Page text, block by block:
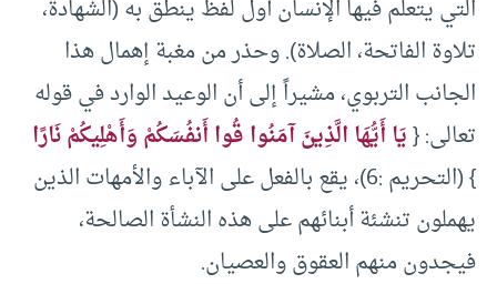
التي يتعلم فيها الإنسان أول لفظ ينطق به (الشهادة،
تلاوة الفاتحة، الصلاة). وحذر من مغبة إهمال هذا
الجانب التربوي، مشيراً إلى أن الوعيد الوارد في قوله
تعالى: {يَا أَيُّهَا الَّذِينَ آمَنُوا قُوا أَنفُسَكُمْ وَأَهْلِيكُمْ نَارًا
} (التحريم :6)، يقع بالفعل على الآباء والأمهات الذين
يهملون تنشئة أبنائهم على هذه النشأة الصالحة،
فيجدون منهم العقوق والعصيان.